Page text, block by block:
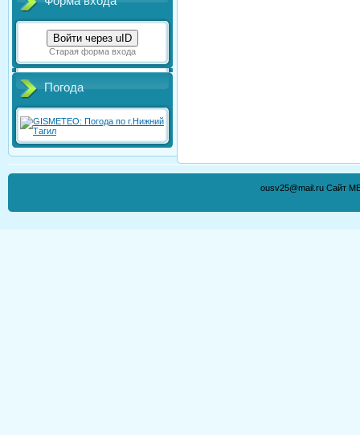
Войти через uID
Старая форма входа
Погода
ousv25@mail.ru Сайт